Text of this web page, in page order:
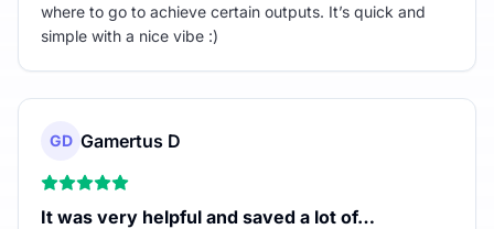
where to go to achieve certain outputs. It’s quick and
simple with a nice vibe :)
GD Gamertus D
It was very helpful and saved a lot of…